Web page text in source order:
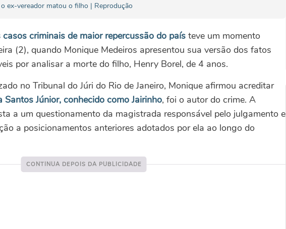
ex-vereador matou o filho | Reprodução
criminais de maior repercussão do país teve um momento
(2), quando Monique Medeiros apresentou sua versão dos fatos
por analisar a morte do filho, Henry Borel, de 4 anos.
no Tribunal do Júri do Rio de Janeiro, Monique afirmou acreditar
Santos Júnior, conhecido como Jairinho, foi o autor do crime. A
a um questionamento da magistrada responsável pelo julgamento e
a posicionamentos anteriores adotados por ela ao longo do